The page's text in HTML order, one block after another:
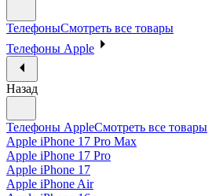
ТелефоныСмотреть все товары
Телефоны Apple
Назад
Телефоны AppleСмотреть все товары
Apple iPhone 17 Pro Max
Apple iPhone 17 Pro
Apple iPhone 17
Apple iPhone Air